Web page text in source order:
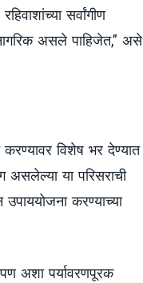
सर्वांगीण
असले पाहिजेत,” असे
विशेष भर देण्यात
असलेल्या या परिसराची
करण्याच्या
अशा पर्यावरणपूरक